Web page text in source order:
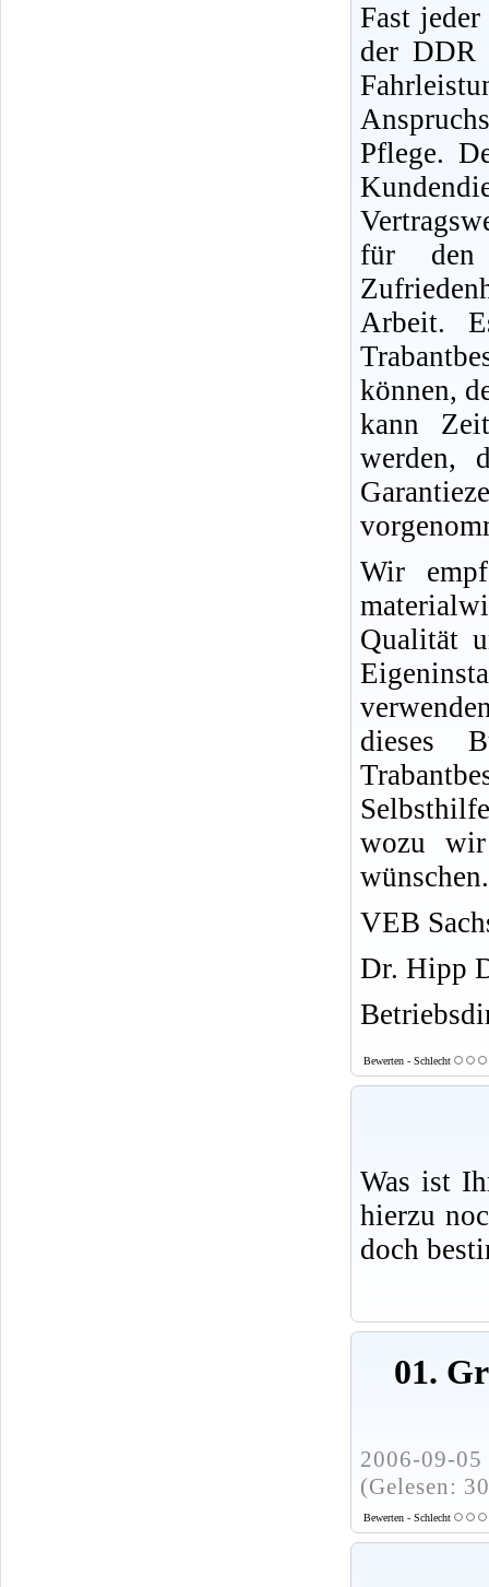
Fast
der DDR
Pflege.
für den
Arbeit.
können,
kann
werden,
Wir
Qualität
dieses
wozu
wünschen.
VEB
Dr. Hipp
Bewerten - Schlecht
Was ist
hierzu
doch
01.
2006-09-
(Gelesen:
Bewerten - Schlecht